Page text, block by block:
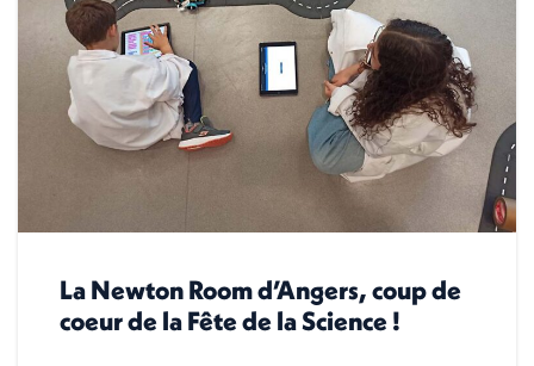
La Newton Room d’Angers, coup de
coeur de la Fête de la Science !